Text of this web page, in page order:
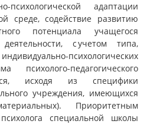
психологической адаптации
среде, содействие развитию
потенциала учащегося
с учетом типа,
психологических
психолого-педагогического
исходя из специфики
учреждения, имеющихся
Приоритетным
специальной школы